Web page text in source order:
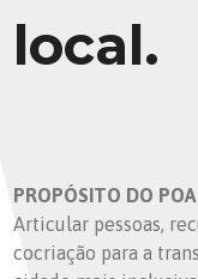
local.
PROPÓSITO DO
Articular pessoas,
cocriação para a